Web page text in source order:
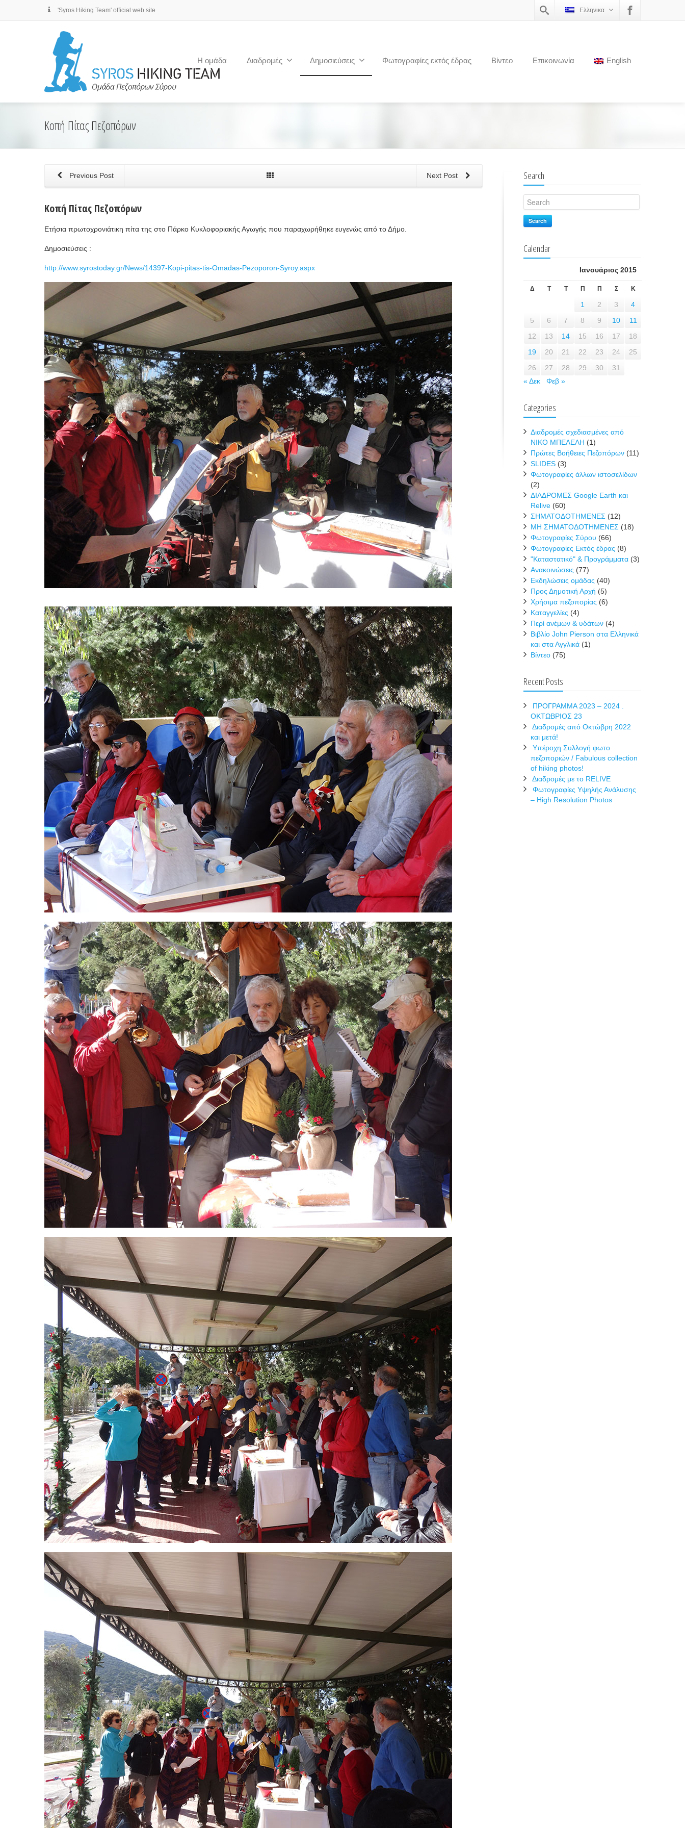
'Syros Hiking Team' official web site Ελληνικα
Η ομάδα Διαδρομές Δημοσιεύσεις Φωτογραφίες εκτός έδρας Βίντεο Επικοινωνία English
Κοπή Πίτας Πεζοπόρων
Next Post
Previous Post
Κοπή Πίτας Πεζοπόρων
Eτήσια πρωτοχρονιάτικη πίτα της στο Πάρκο Κυκλοφοριακής Αγωγής που παραχωρήθηκε ευγενώς από το Δήμο.
Δημοσιεύσεις :
http://www.syrostoday.gr/News/14397-Kopi-pitas-tis-Omadas-Pezoporon-Syroy.aspx
Search
Search
Calendar
Ιανουάριος 2015
Δ Τ Τ Π Π Σ Κ
1 2 3
4
5
6 7 8 9 10
11
12
13 14 15 16 17
18
19
20 21 22 23 24
25
26
27 28 29 30
31
« Δεκ
Φεβ »
Categories
Διαδρομές σχεδιασμένες από
ΝΙΚΟ ΜΠΕΛΕΛΗ (1)
Πρώτες Βοήθειες Πεζοπόρων (11)
SLIDES (3)
Φωτογραφίες άλλων ιστοσελίδων
(2)
ΔΙΑΔΡΟΜΕΣ Google Earth και
Relive (60)
ΣΗΜΑΤΟΔΟΤΗΜΕΝΕΣ (12)
ΜΗ ΣΗΜΑΤΟΔΟΤΗΜΕΝΕΣ (18)
Φωτογραφίες Σύρου (66)
Φωτογραφίες Εκτός έδρας (8)
"Καταστατικό" & Προγράμματα (3)
Ανακοινώσεις (77)
Εκδηλώσεις ομάδας (40)
Προς Δημοτική Αρχή (5)
Χρήσιμα πεζοπορίας (6)
Καταγγελίες (4)
Περί ανέμων & υδάτων (4)
Βιβλίο John Pierson στα Ελληνικά
και στα Αγγλικά (1)
Βίντεο (75)
Recent Posts
ΠΡΟΓΡΑΜΜΑ 2023 – 2024 .
ΟΚΤΩΒΡΙΟΣ 23
Διαδρομές από Οκτώβρη 2022
και μετά!
Υπέροχη Συλλογή φωτο
πεζοποριών / Fabulous collection
of hiking photos!
Διαδρομές με το RELIVE
Φωτογραφίες Υψηλής Ανάλυσης
– High Resolution Photos